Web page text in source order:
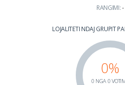
RANGIMI:-
LOJALITETI NDAJ GRUPIT
0%
0 NGA 0